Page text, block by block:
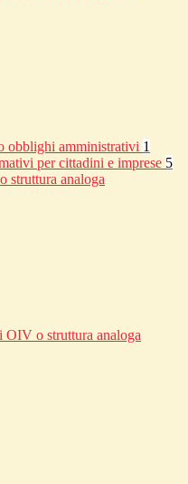
obblighi amministrativi 1
per cittadini e imprese 5
struttura analoga
OIV o struttura analoga